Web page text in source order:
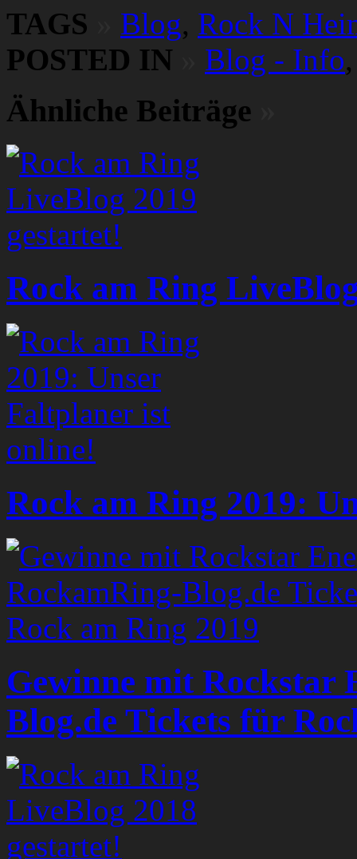
TAGS Blog, Rock N
POSTED IN
Blog - Info
Ähnliche Beiträge
Rock am Ring
Rock am Ring 2019:
Gewinne mit Rockstar
Blog.de Tickets für